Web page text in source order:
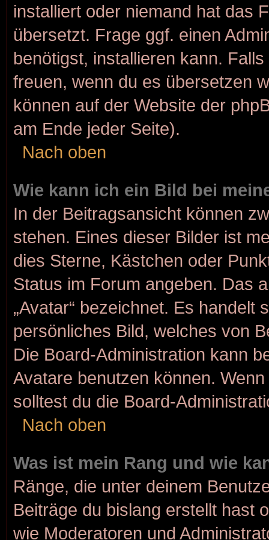
installiert oder niemand hat das
übersetzt. Frage ggf. einen
benötigst, installieren kann.
freuen, wenn du es übersetzen
können auf der Website der
am Ende jeder Seite).
Nach oben
Wie kann ich ein Bild bei
In der Beitragsansicht können
stehen. Eines dieser Bilder ist
dies Sterne, Kästchen oder
Status im Forum angeben. Das
„Avatar“ bezeichnet. Es handelt
persönliches Bild, welches von
Die Board-Administration kann
Avatare benutzen können.
solltest du die Board-
Nach oben
Was ist mein Rang und wie
Ränge, die unter deinem
Beiträge du bislang erstellt hast
wie Moderatoren und